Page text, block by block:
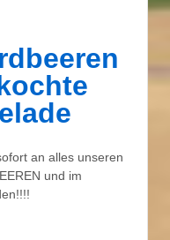
an alles unseren
und im